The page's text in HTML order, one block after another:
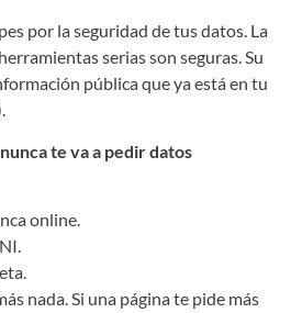
por la seguridad de tus datos. La
serias son seguras. Su
pública que ya está en tu
nunca te va a pedir datos
online.
nada. Si una página te pide más